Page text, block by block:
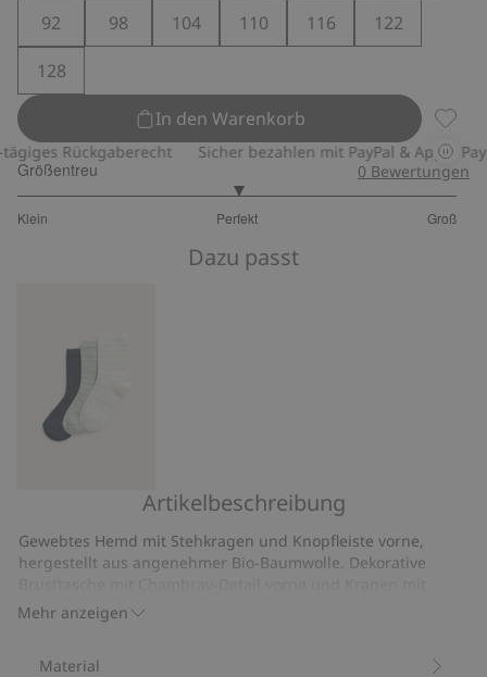
92 98 104 110 116
122
128
In den Warenkorb
Rückgaberecht Sicher bezahlen mit PayPal & Apple Pay
Größentreu
Klein Perfekt Groß
von
0 Bewertungen
Dazu passt
3er-
Artikelbeschreibung
Mehr anzeigen
Gewebtes Hemd mit Stehkragen und Knopfleiste vorne,
hergestellt aus angenehmer Bio-Baumwolle. Dekorative
Chambray-Detail und kleinem Knopf hinten. Stilvolles Hemd
für Kinder von Newbie mit kleinen, hübschen Details.
Stehkragen.
Material